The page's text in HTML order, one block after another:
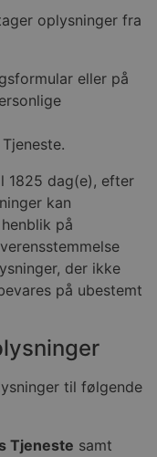
oplysninger fra
eller på
1825 dag(e), efter
kan
på
der ikke
på ubestemt
til følgende
Tjeneste samt